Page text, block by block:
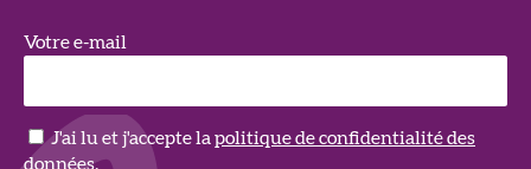
Votre e-mail
J'ai lu et j'accepte la politique de confidentialité des
données.